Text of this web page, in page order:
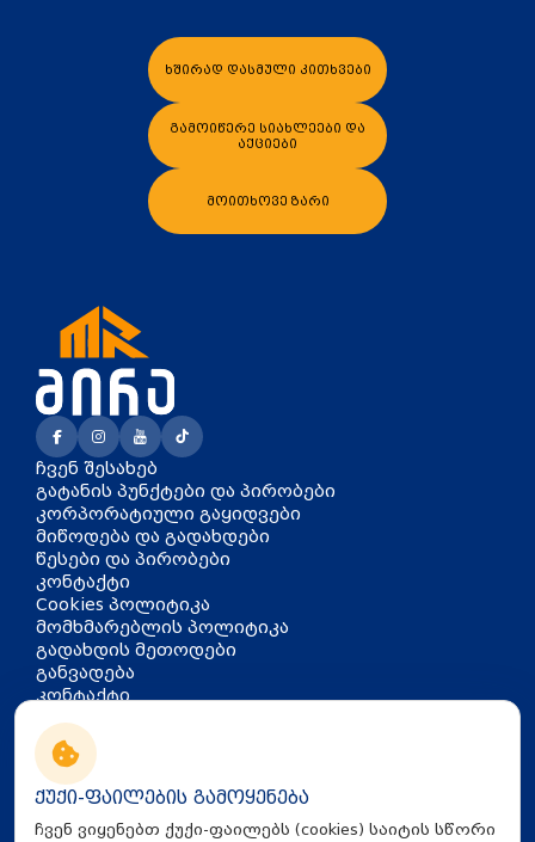
ხშირად დასმული კითხვები
გამოიწერე სიახლეები და
აქციები
მოითხოვე ზარი
კონტაქტი
თბილისი, აკაკი წერეთლის
გამზირი 126
info@mira.ge
032 235 60 01
ჩვენ შესახებ
გატანის პუნქტები და პირობები
კორპორატიული გაყიდვები
მიწოდება და გადახდები
წესები და პირობები
კონტაქტი
Cookies პოლიტიკა
მომხმარებლის პოლიტიკა
გადახდის მეთოდები
განვადება
ქუქი-ფაილების გამოყენება
ჩვენ ვიყენებთ ქუქი-ფაილებს (cookies) საიტის სწორი